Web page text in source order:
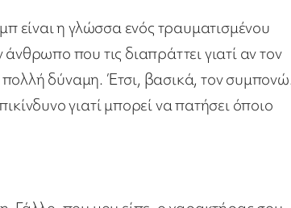
είναι η γλώσσα ενός τραυματισμένου
που τις διαπράττει γιατί αν τον
πολλή δύναμη. Έτσι, βασικά, τον
γιατί μπορεί να πατήσει όποιο